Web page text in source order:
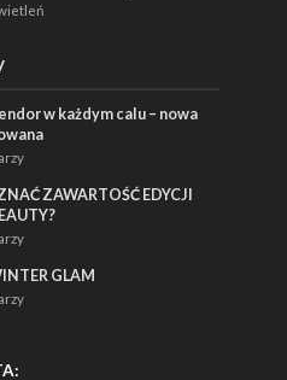
w każdym calu – nowa
ZAWARTOŚĆ EDYCJI
GLAM